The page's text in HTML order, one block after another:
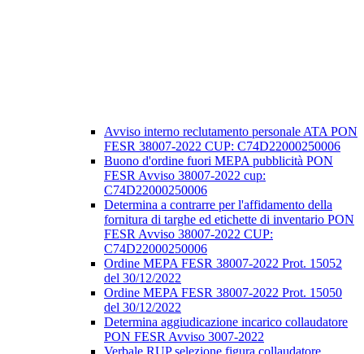
Avviso interno reclutamento personale ATA PON
FESR 38007-2022 CUP: C74D22000250006
Buono d'ordine fuori MEPA pubblicità PON
FESR Avviso 38007-2022 cup:
C74D22000250006
Determina a contrarre per l'affidamento della
fornitura di targhe ed etichette di inventario PON
FESR Avviso 38007-2022 CUP:
C74D22000250006
Ordine MEPA FESR 38007-2022 Prot. 15052
del 30/12/2022
Ordine MEPA FESR 38007-2022 Prot. 15050
del 30/12/2022
Determina aggiudicazione incarico collaudatore
PON FESR Avviso 3007-2022